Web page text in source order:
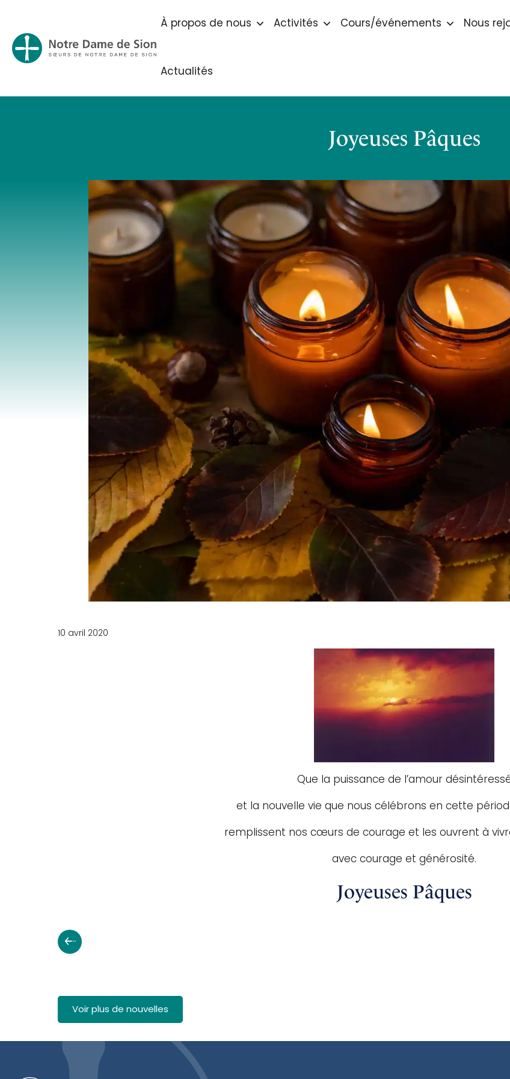
À propos de nous Activités Cours/événements Nous
Actualités
Joyeuses Pâques
10 avril 2020
Que la puissance de l’amour
et la nouvelle vie que nous célébrons en cette
remplissent nos cœurs de courage et les ouvrent à
avec courage et générosité.
Joyeuses Pâques
Voir plus de nouvelles